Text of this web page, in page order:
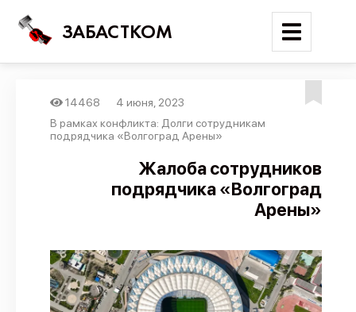
ЗАБАСТКОМ
Войти
Поиск
Новости
Отчеты
Предложить публикацию
14468
4 июня, 2023
В рамках конфликта: Долги сотрудникам
подрядчика «Волгоград Арены»
Жалоба сотрудников
подрядчика «Волгоград
Арены»